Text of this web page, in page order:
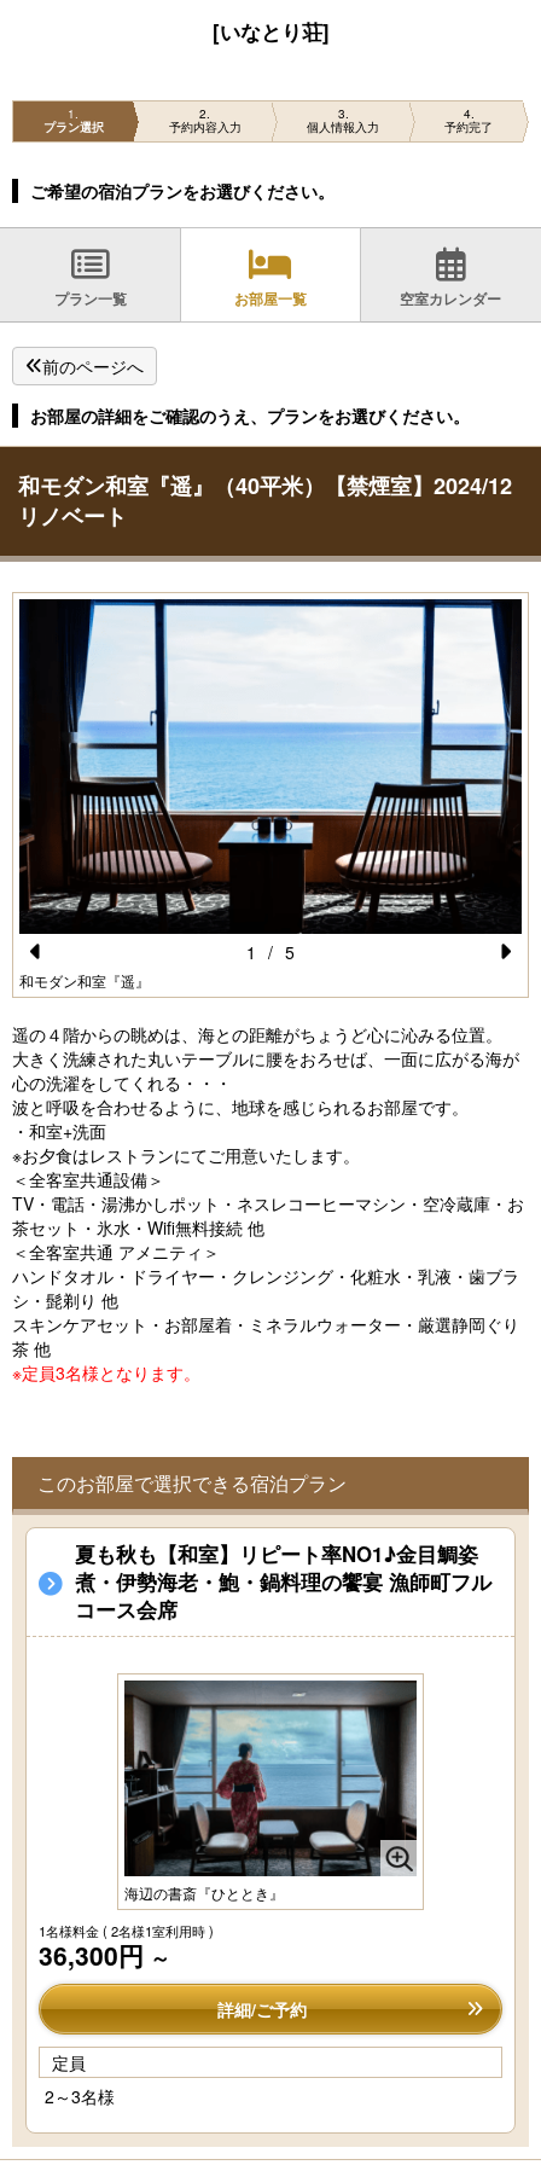
[いなとり荘]
1
プラン選択
2
予約内容入力
3
個人情報入力
4
予約完了
ご希望の宿泊プランをお選びください。
プラン一覧 お部屋一覧 空室カレンダー
前のページへ
お部屋の詳細をご確認のうえ、プランをお選びください。
和モダン和室『遥』（40平米）【禁煙室】2024/12
リノベート
Pr
vi
o
u
s
和モダン和室『遥』
xt
1 / 5
遥の４階からの眺めは、海との距離がちょうど心に沁みる位置。
大きく洗練された丸いテーブルに腰をおろせば、一面に広がる海が
心の洗濯をしてくれる・・・
波と呼吸を合わせるように、地球を感じられるお部屋です。
・和室+洗面
※お夕食はレストランにてご用意いたします。
＜全客室共通設備＞
TV・電話・湯沸かしポット・ネスレコーヒーマシン・空冷蔵庫・お
茶セット・氷水・Wifi無料接続 他
＜全客室共通 アメニティ＞
ハンドタオル・ドライヤー・クレンジング・化粧水・乳液・歯ブラ
シ・髭剃り 他
スキンケアセット・お部屋着・ミネラルウォーター・厳選静岡ぐり
茶 他
※定員3名様となります。
このお部屋で選択できる宿泊プラン
夏も秋も【和室】リピート率NO1♪金目鯛姿
煮・伊勢海老・鮑・鍋料理の饗宴 漁師町フル
コース会席
海辺の書斎『ひととき』
1名様料金( 2名様1室利用時 )
36,300円 ～
詳細/ご予約
定員
2～3名様